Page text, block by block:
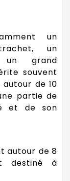
un
un
un grand
souvent
de 10
partie de
et de son
autour de 8
destiné à